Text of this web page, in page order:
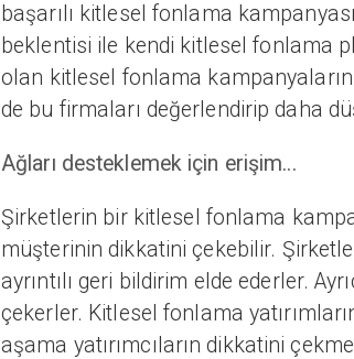
başarılı kitlesel fonlama
beklentisi ile kendi kitlesel fonlama
olan kitlesel fonlama
de bu firmaları değerlendirip daha
Ağları desteklemek için erişim...
Şirketlerin bir kitlesel fonlama
müşterinin dikkatini çekebilir.
ayrıntılı geri bildirim elde ederler.
çekerler. Kitlesel fonlama
aşama yatırımcıların dikkatini